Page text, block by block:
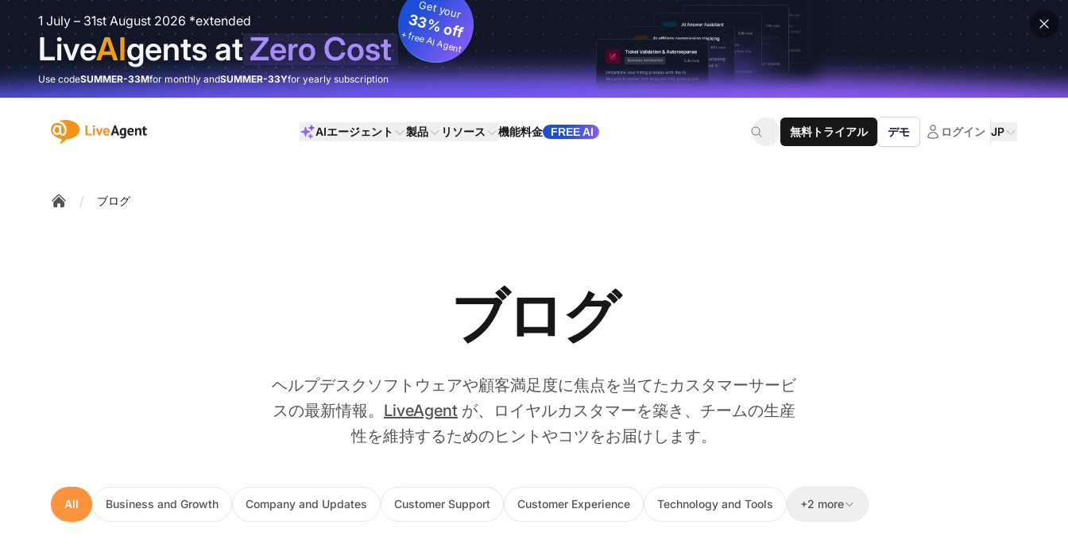
1 July – 31st August 2026 *extended
LiveAIgents atZero Cost
Get your
33% off
+ free AI Agent
Use codeSUMMER-33Mfor monthly andSUMMER-33Yfor yearly subscription
:site.title AIエージェント 製品 リソース 機能料金 FREE AI 無料トライアル デモ ログイン JP
/ ブログ
ブログ
ヘルプデスクソフトウェアや顧客満足度に焦点を当てたカスタマーサービ
スの最新情報。 LiveAgent が、ロイヤルカスタマーを築き、チームの生産
性を維持するためのヒントやコツをお届けします。
All Business and Growth Company and Updates Customer Support Customer Experience Technology and Tools +2 more